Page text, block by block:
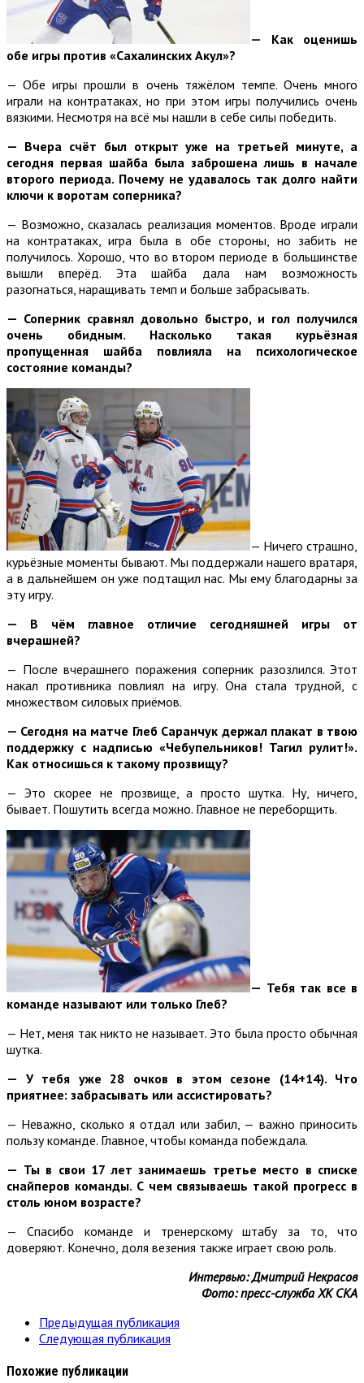
— Как оценишь
обе игры против «Сахалинских Акул»?
— Обе игры прошли в очень тяжёлом темпе. Очень много
играли на контратаках, но при этом игры получились очень
вязкими. Несмотря на всё мы нашли в себе силы победить.
— Вчера счёт был открыт уже на третьей минуте, а
сегодня первая шайба была заброшена лишь в начале
второго периода. Почему не удавалось так долго найти
ключи к воротам соперника?
— Возможно, сказалась реализация моментов. Вроде играли
на контратаках, игра была в обе стороны, но забить не
получилось. Хорошо, что во втором периоде в большинстве
вышли вперёд. Эта шайба дала нам возможность
разогнаться, наращивать темп и больше забрасывать.
— Соперник сравнял довольно быстро, и гол получился
очень обидным. Насколько такая курьёзная
пропущенная шайба повлияла на психологическое
состояние команды?
— Ничего страшно,
курьёзные моменты бывают. Мы поддержали нашего вратаря,
а в дальнейшем он уже подтащил нас. Мы ему благодарны за
эту игру.
— В чём главное отличие сегодняшней игры от
вчерашней?
— После вчерашнего поражения соперник разозлился. Этот
накал противника повлиял на игру. Она стала трудной, с
множеством силовых приёмов.
— Сегодня на матче Глеб Саранчук держал плакат в твою
поддержку с надписью «Чебупельников! Тагил рулит!».
Как относишься к такому прозвищу?
— Это скорее не прозвище, а просто шутка. Ну, ничего,
бывает. Пошутить всегда можно. Главное не переборщить.
— Тебя так все в
команде называют или только Глеб?
— Нет, меня так никто не называет. Это была просто обычная
шутка.
— У тебя уже 28 очков в этом сезоне (14+14). Что
приятнее: забрасывать или ассистировать?
— Неважно, сколько я отдал или забил, — важно приносить
пользу команде. Главное, чтобы команда побеждала.
— Ты в свои 17 лет занимаешь третье место в списке
снайперов команды. С чем связываешь такой прогресс в
столь юном возрасте?
— Спасибо команде и тренерскому штабу за то, что
доверяют. Конечно, доля везения также играет свою роль.
Интервью: Дмитрий Некрасов
Фото: пресс-служба ХК СКА
Предыдущая публикация
Следующая публикация
Похожие публикации